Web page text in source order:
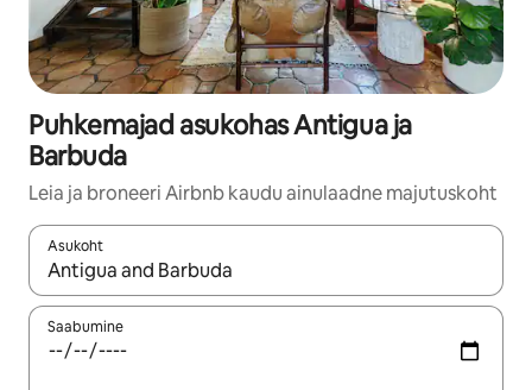
Puhkemajad asukohas Antigua ja
Barbuda
Leia ja broneeri Airbnb kaudu ainulaadne majutuskoht
Asukoht
Kui tulemused on kuvatud, liigu ekraanil nooleklahvidega või
Saabumine